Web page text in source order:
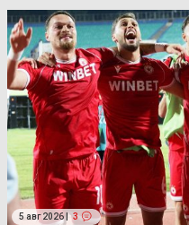
5 авг 2026 | 3